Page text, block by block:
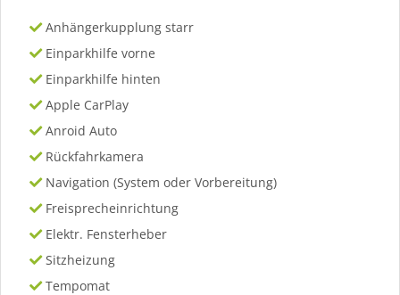
Anhängerkupplung starr
Einparkhilfe vorne
Einparkhilfe hinten
Apple CarPlay
Anroid Auto
Rückfahrkamera
Navigation (System oder Vorbereitung)
Freisprecheinrichtung
Elektr. Fensterheber
Sitzheizung
Tempomat